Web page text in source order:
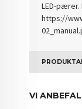
LED-pærer.
https://
VI